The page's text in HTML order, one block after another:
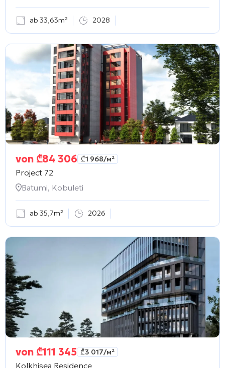
ab 33,63m² 2028
von ₾84 306 ₾1 968/м²
Project 72
Batumi, Kobuleti
ab 35,7m² 2026
von ₾111 345 ₾3 017/м²
Kolkhisea Residence